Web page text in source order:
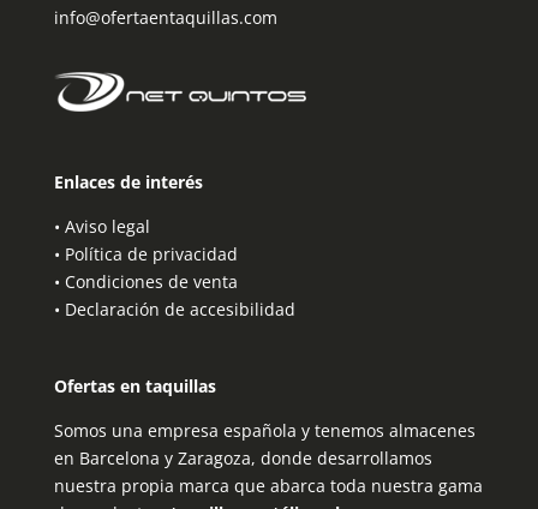
info@ofertaentaquillas.com
Enlaces de interés
• Aviso legal
• Política de privacidad
• Condiciones de venta
• Declaración de accesibilidad
Ofertas en taquillas
Somos una empresa española y tenemos almacenes
en Barcelona y Zaragoza, donde desarrollamos
nuestra propia marca que abarca toda nuestra gama